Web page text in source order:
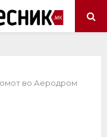
во Аеродром